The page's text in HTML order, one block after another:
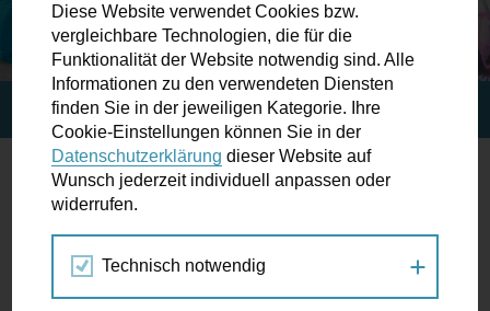
Wiener Fußwegekarte
Newsletter abonnieren
Wunschbox
der Ampel ...
STARTSEITE SPAZIERGANG KALENDER BEWEG DICH!
24.
SEP
2016
Diese Website verwendet Cookies bzw.
vergleichbare Technologien, die für die
Funktionalität der Website notwendig sind. Alle
Informationen zu den verwendeten Diensten
finden Sie in der jeweiligen Kategorie. Ihre
Cookie-Einstellungen können Sie in der
Datenschutzerklärung dieser Website auf
Wunsch jederzeit individuell anpassen oder
widerrufen.
Technisch notwendig